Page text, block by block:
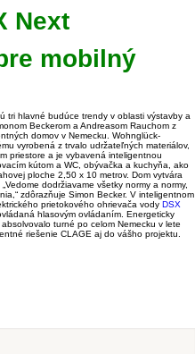
Next
mobilný
tri hlavné budúce trendy v oblasti výstavby a
Beckerom a Andreasom Rauchom z
domov v Nemecku. Wohnglück-
vyrobená z trvalo udržateľných materiálov,
priestore a je vybavená inteligentnou
kútom a WC, obývačka a kuchyňa, ako
ploche 2,50 x 10 metrov. Dom vytvára
dodržiavame všetky normy a normy,
zdôrazňuje Simon Becker. V inteligentnom
prietokového ohrievača vody DSX
hlasovým ovládaním. Energeticky
turné po celom Nemecku v lete
riešenie CLAGE aj do vášho projektu.